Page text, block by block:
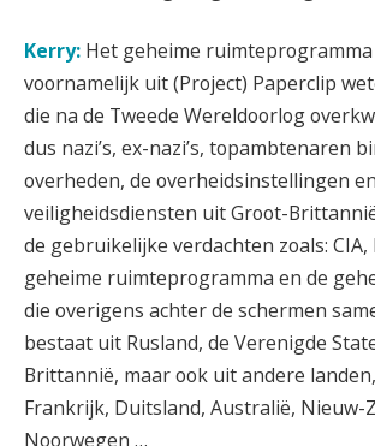
Kerry: Het geheime
voornamelijk uit (Project) Paperclip
die na de Tweede Wereldoorlog
dus nazi’s, ex-nazi’s, topambtenaren
overheden, de overheidsinstellingen en
veiligheidsdiensten uit Groot-
de gebruikelijke verdachten zoals: CIA,
geheime ruimteprogramma en de
die overigens achter de schermen
bestaat uit Rusland, de Verenigde
Brittannië, maar ook uit andere
Frankrijk, Duitsland, Australië, Nieuw-
Noorwegen …